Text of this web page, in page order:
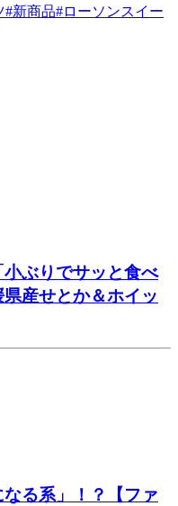
#新商品#ローソンスイー
小ぶりでサッと食べ
産せとか＆ホイッ
る系」！？【ファ